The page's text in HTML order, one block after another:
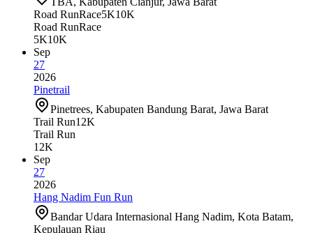
Road RunRace5K10K
Road RunRace
5K10K
Sep
27
2026
Pinetrail
Pinetrees, Kabupaten Bandung Barat, Jawa Barat
Trail Run12K
Trail Run
12K
Sep
27
2026
Hang Nadim Fun Run
Bandar Udara Internasional Hang Nadim, Kota Batam,
Kepulauan Riau